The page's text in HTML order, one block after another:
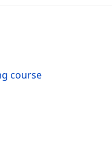
course